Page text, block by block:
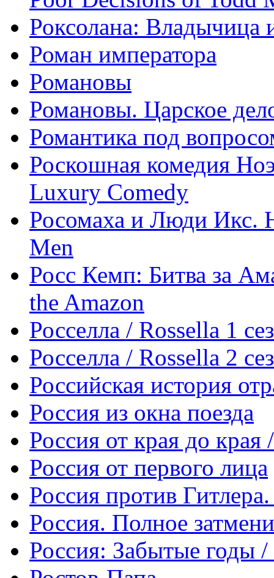
Роксолана: Владычица
Роман императора
Романовы
Романовы. Царское
Романтика под
Роскошная комедия
Luxury Comedy
Росомаха и Люди Икс.
Men
Росс Кемп: Битва за
the Amazon
Росселла / Rossella 1
Росселла / Rossella 2
Российская история
Россия из окна поезда
Россия от края до
Россия от первого лица
Россия против
Россия. Полное
Россия: Забытые годы